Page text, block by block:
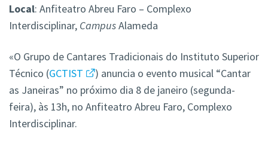
Local: Anfiteatro Abreu Faro – Complexo
Interdisciplinar, CampusAlameda
«O Grupo de Cantares Tradicionais do Instituto Superior
Técnico (GCTIST
) anuncia o evento musical “Cantar
as Janeiras” no próximo dia 8 de janeiro (segunda-
feira), às 13h, no Anfiteatro Abreu Faro, Complexo
Interdisciplinar.